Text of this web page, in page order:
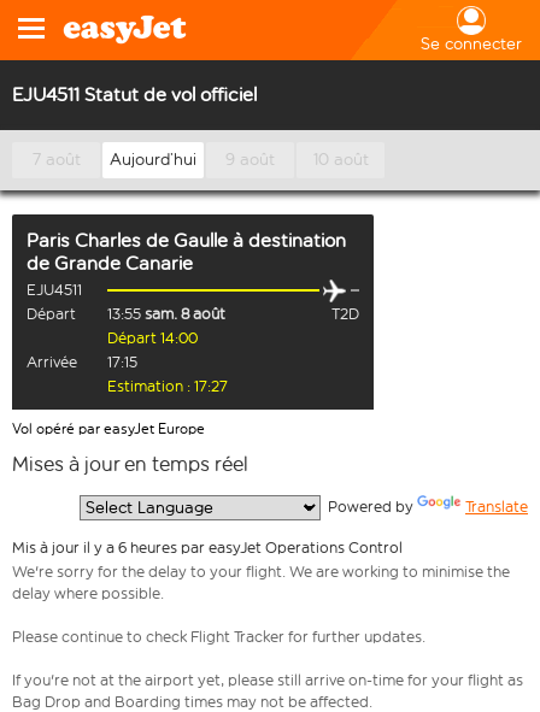
Se connecter
EJU4511 Statut de vol officiel
7 août Aujourd’hui 9 août 10 août
Paris Charles de Gaulle à destination
de Grande Canarie
EJU4511
Départ
13:55 sam. 8 août
T2D
Départ 14:00
Arrivée
17:15
Estimation : 17:27
Vol opéré par easyJet Europe
Mises à jour en temps réel
Powered by Translate
Mis à jour il y a 6 heures par easyJet Operations Control
We're sorry for the delay to your flight. We are working to minimise the
delay where possible.
Please continue to check Flight Tracker for further updates.
If you're not at the airport yet, please still arrive on-time for your flight as
Bag Drop and Boarding times may not be affected.